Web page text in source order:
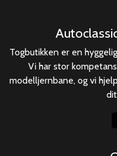
Togbutikken er en
Vi har stor
modelljernbane, og vi